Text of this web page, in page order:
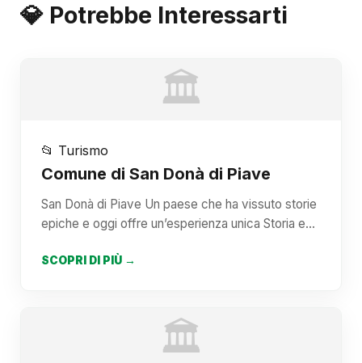
💎 Potrebbe Interessarti
🏛️
📂 Turismo
Comune di San Donà di Piave
San Donà di Piave Un paese che ha vissuto storie
epiche e oggi offre un’esperienza unica Storia e…
SCOPRI DI PIÙ →
🏛️